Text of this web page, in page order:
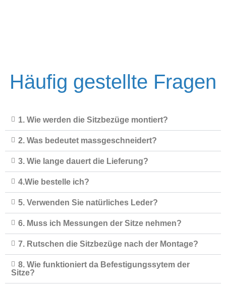
Häufig gestellte Fragen
1. Wie werden die Sitzbezüge montiert?
2. Was bedeutet massgeschneidert?
3. Wie lange dauert die Lieferung?
4.Wie bestelle ich?
5. Verwenden Sie natürliches Leder?
6. Muss ich Messungen der Sitze nehmen?
7. Rutschen die Sitzbezüge nach der Montage?
8. Wie funktioniert da Befestigungssytem der
Sitze?